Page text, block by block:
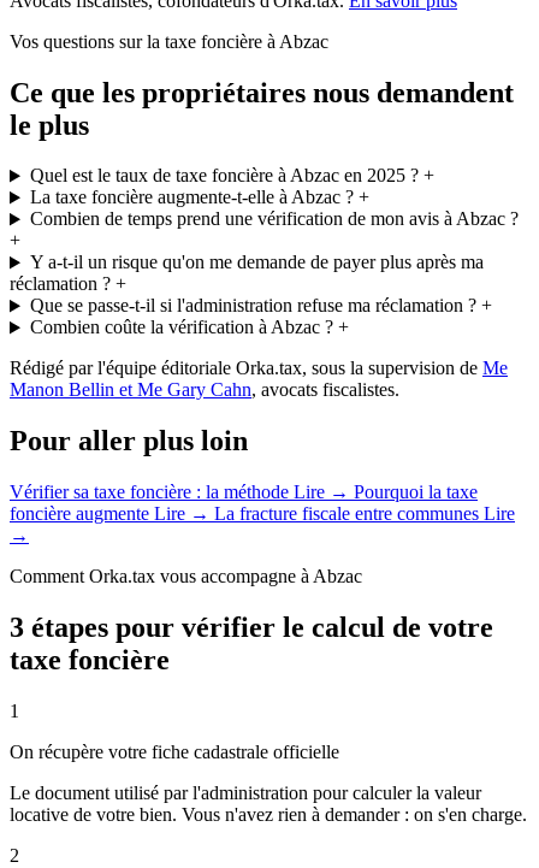
Vos questions sur la taxe foncière à Abzac
Ce que les propriétaires nous demandent
le plus
Quel est le taux de taxe foncière à Abzac en 2025 ?+
La taxe foncière augmente-t-elle à Abzac ?+
Combien de temps prend une vérification de mon avis à Abzac ?
+
Y a-t-il un risque qu'on me demande de payer plus après ma
réclamation ? +
Que se passe-t-il si l'administration refuse ma réclamation ?+
Combien coûte la vérification à Abzac ?+
Rédigé par l'équipe éditoriale Orka.tax, sous la supervision de Me
Manon Bellin et Me Gary Cahn, avocats fiscalistes.
Pour aller plus loin
Vérifier sa taxe foncière : la méthode Lire → Pourquoi la taxe
foncière augmente Lire → La fracture fiscale entre communes Lire
→
Comment Orka.tax vous accompagne à Abzac
3 étapes pour vérifier le calcul de votre
taxe foncière
1
On récupère votre fiche cadastrale officielle
Le document utilisé par l'administration pour calculer la valeur
locative de votre bien. Vous n'avez rien à demander : on s'en charge.
2